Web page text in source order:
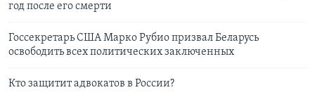
год после его смерти
Госсекретарь США Марко Рубио призвал Беларусь
освободить всех политических заключенных
Кто защитит адвокатов в России?